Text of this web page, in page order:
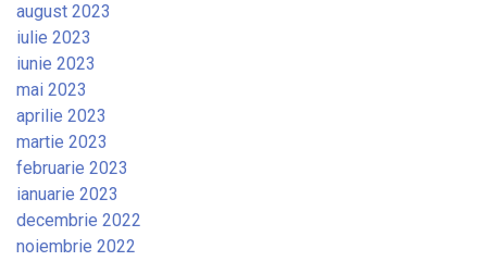
august 2023
iulie 2023
iunie 2023
mai 2023
aprilie 2023
martie 2023
februarie 2023
ianuarie 2023
decembrie 2022
noiembrie 2022